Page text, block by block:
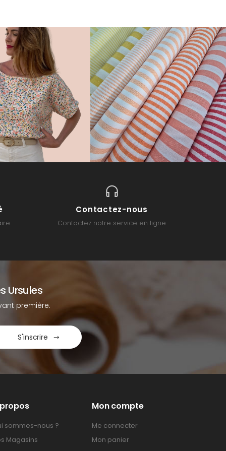
Contactez-nous
Contactez notre service en ligne
Ursules
première.
S'inscrire
sommes-nous ?
Magasins
Mon compte
Me connecter
Mon panier